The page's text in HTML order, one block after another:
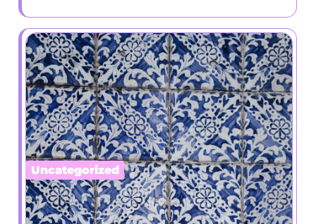
Uncategorized